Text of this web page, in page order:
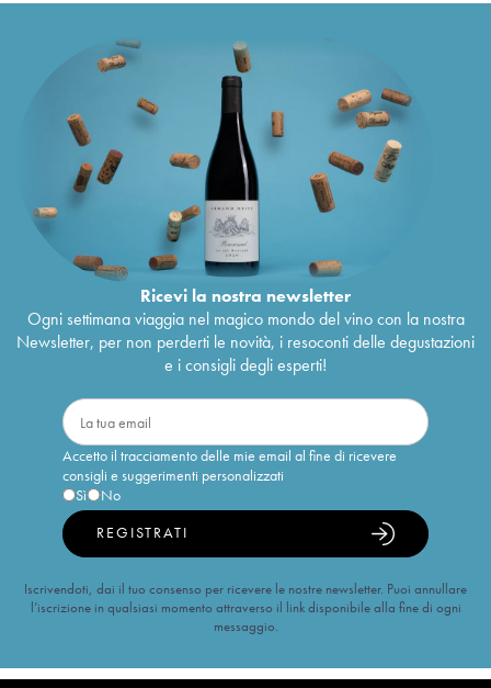
Ricevi la nostra newsletter
Ogni settimana viaggia nel magico mondo del vino con la nostra
Newsletter, per non perderti le novità, i resoconti delle degustazioni
e i consigli degli esperti!
Accetto il tracciamento delle mie email al fine di ricevere
consigli e suggerimenti personalizzati
Sì
No
REGISTRATI
Iscrivendoti, dai il tuo consenso per ricevere le nostre newsletter. Puoi annullare
l’iscrizione in qualsiasi momento attraverso il link disponibile alla fine di ogni
messaggio.